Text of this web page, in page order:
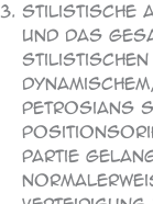
Stilistische
und das
stilistischen
Petrosians
Partie